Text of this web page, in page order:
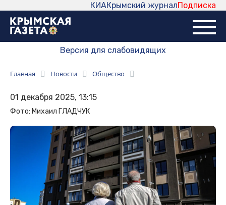
Подписка
Крымский журнал
КИА
Версия для слабовидящих
Главная Новости Общество
01 декабря 2025, 13:15
Фото: Михаил ГЛАДЧУК